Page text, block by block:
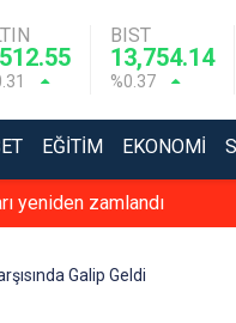
BIST
13,754.14
%0.37
EĞITIM EKONOMI
yeniden zamlandı
Galip Geldi